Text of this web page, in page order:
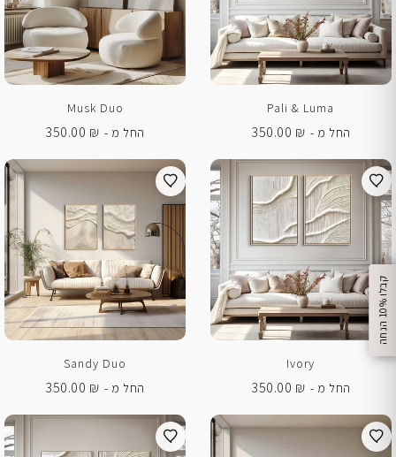
ק
ב
ל
ו
1
0
%
ה
נ
ח
ה
Pali & Luma
החל מ -
350.00 ₪
Musk Duo
החל מ -
350.00 ₪
Ivory
החל מ -
350.00 ₪
Sandy Duo
החל מ -
350.00 ₪